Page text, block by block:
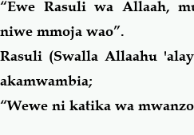
“Ewe Rasuli wa Allaah,
niwe mmoja wao”.
Rasuli (Swalla Allaahu
akamwambia;
“Wewe ni katika wa